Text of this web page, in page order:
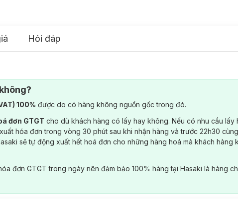
Hỏi đáp
100% được do có hàng không nguồn gốc trong đó.
đơn GTGT cho dù khách hàng có lấy hay không. Nếu có nhu cầu lấy
hóa đơn trong vòng 30 phút sau khi nhận hàng và trước 22h30
sẽ tự động xuất hết hoá đơn cho những hàng hoá mà khách hàng
đơn GTGT trong ngày nên đảm bảo 100% hàng tại Hasaki là hàng